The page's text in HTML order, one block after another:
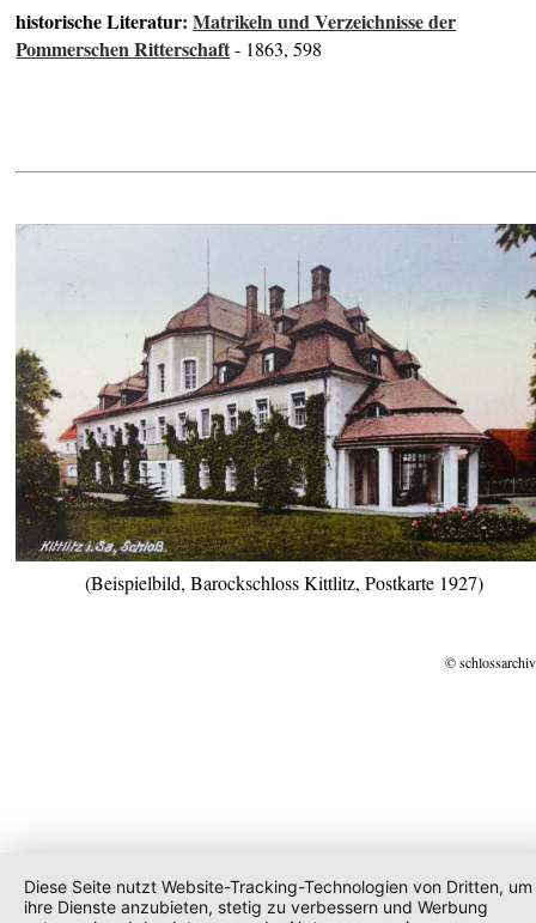
historische Literatur:Matrikeln und Verzeichnisse der
Pommerschen Ritterschaft- 1863, 598
(Beispielbild, Barockschloss Kittlitz, Postkarte 1927)
©
Diese Seite nutzt Website-Tracking-Technologien von Dritten, um
ihre Dienste anzubieten, stetig zu verbessern und Werbung